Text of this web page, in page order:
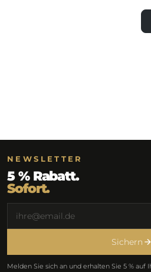
NEWSLETTER
5 % Rabatt.
Sofort.
Sichern
Melden Sie sich an und erhalten Sie 5 % auf